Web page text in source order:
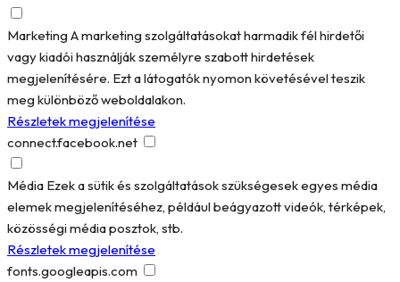
Marketing A marketing szolgáltatásokat harmadik fél hirdetői
vagy kiadói használják személyre szabott hirdetések
megjelenítésére. Ezt a látogatók nyomon követésével teszik
meg különböző weboldalakon.
Részletek megjelenítése
connect.facebook.net
Média Ezek a sütik és szolgáltatások szükségesek egyes média
elemek megjelenítéséhez, például beágyazott videók, térképek,
közösségi média posztok, stb.
Részletek megjelenítése
fonts.googleapis.com